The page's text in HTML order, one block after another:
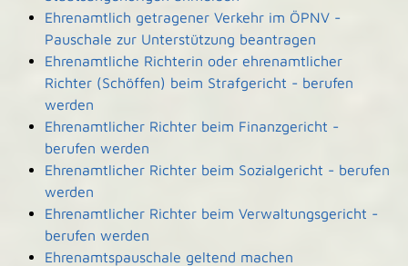
Ehrenamtlich getragener Verkehr im ÖPNV -
Pauschale zur Unterstützung beantragen
Ehrenamtliche Richterin oder ehrenamtlicher
Richter (Schöffen) beim Strafgericht - berufen
werden
Ehrenamtlicher Richter beim Finanzgericht -
berufen werden
Ehrenamtlicher Richter beim Sozialgericht - berufen
werden
Ehrenamtlicher Richter beim Verwaltungsgericht -
berufen werden
Ehrenamtspauschale geltend machen